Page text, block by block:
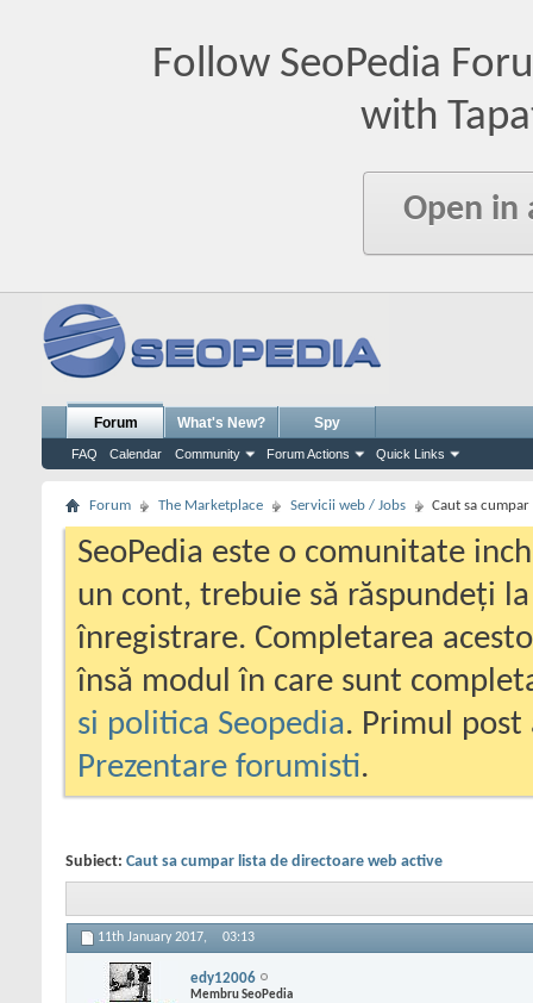
Follow SeoPedia
with
Open in
Forum
FAQ Calendar Community Forum Actions Quick Links
What's New? Spy
Forum The Marketplace Servicii web / Jobs Caut sa
SeoPedia este o comunitate
un cont, trebuie să răspundeți
înregistrare. Completarea
însă modul în care sunt
si politica Seopedia. Primul
Prezentare forumisti.
Subiect: Caut sa cumpar lista de directoare web active
11th January 2017, 03:13
edy12006
Membru SeoPedia